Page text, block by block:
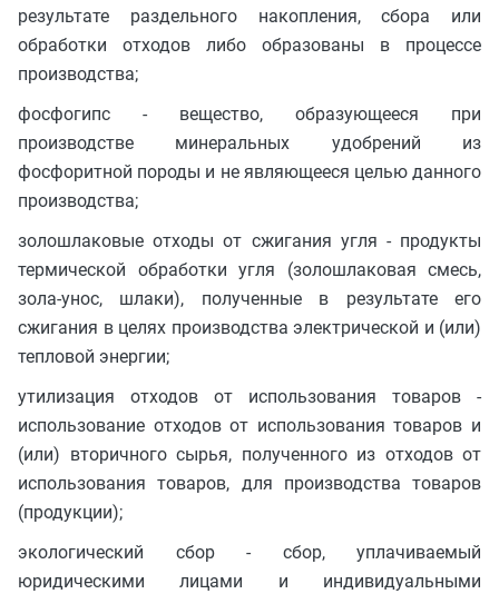
результате раздельного накопления, сбора или
обработки отходов либо образованы в процессе
производства;
фосфогипс - вещество, образующееся при
производстве минеральных удобрений из
фосфоритной породы и не являющееся целью данного
производства;
золошлаковые отходы от сжигания угля - продукты
термической обработки угля (золошлаковая смесь,
зола-унос, шлаки), полученные в результате его
сжигания в целях производства электрической и (или)
тепловой энергии;
утилизация отходов от использования товаров -
использование отходов от использования товаров и
(или) вторичного сырья, полученного из отходов от
использования товаров, для производства товаров
(продукции);
экологический сбор - сбор, уплачиваемый
юридическими лицами и индивидуальными